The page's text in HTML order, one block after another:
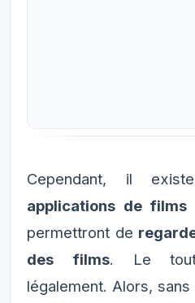
Cependant, il
applications de films
permettront de
des films. Le tout
légalement. Alors,